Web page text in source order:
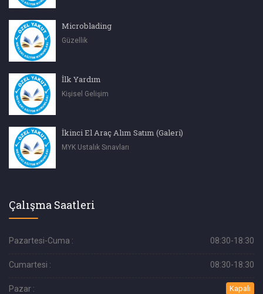
Microblading
Güzellik
İlk Yardım
Kişisel Gelişim
İkinci El Araç Alım Satım (Galeri)
MYK Ustalık Sınavları
Çalışma Saatleri
Pazartesi-Cuma : 08:30-18:30
Cumartesi : 08:30-18:30
Pazar : Kapalı